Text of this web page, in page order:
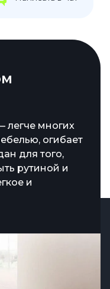
легче многих
огибает
для того,
рутиной и
и